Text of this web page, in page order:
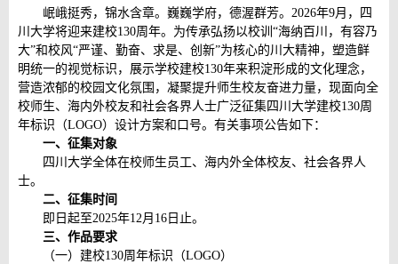
岷峨挺秀，锦水含章。巍巍学府，德渥群芳。2026年9月，四
川大学将迎来建校130周年。为传承弘扬以校训“海纳百川，有容乃
大”和校风“严谨、勤奋、求是、创新”为核心的川大精神，塑造鲜
明统一的视觉标识，展示学校建校130年来积淀形成的文化理念，
营造浓郁的校园文化氛围，凝聚提升师生校友奋进力量，现面向全
校师生、海内外校友和社会各界人士广泛征集四川大学建校130周
年标识（LOGO）设计方案和口号。有关事项公告如下：
一、征集对象
四川大学全体在校师生员工、海内外全体校友、社会各界人
士。
二、征集时间
即日起至2025年12月16日止。
三、作品要求
（一）建校130周年标识（LOGO）